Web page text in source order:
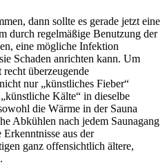
dann sollte es gerade jetzt eine
durch regelmäßige Benutzung der
eine mögliche Infektion
Schaden anrichten kann. Um
überzeugende
nur „künstliches Fieber“
Kälte“ in dieselbe
die Wärme in der Sauna
Abkühlen nach jedem Saunagang
aus der
ganz offensichtlich ältere,